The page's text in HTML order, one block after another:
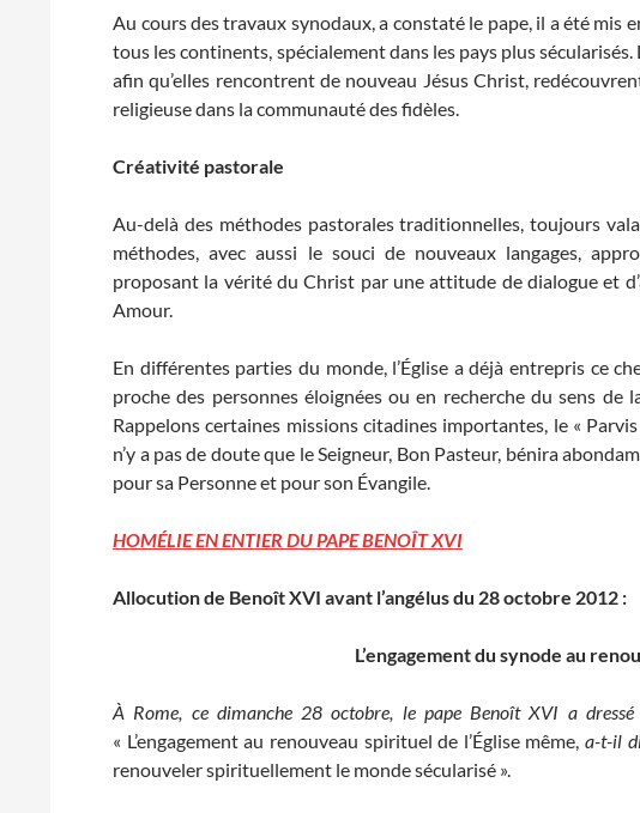
Au cours des travaux synodaux, a constaté le pape, il a été mis
tous les continents, spécialement dans les pays plus
afin qu’elles rencontrent de nouveau Jésus Christ,
religieuse dans la communauté des fidèles.
Créativité pastorale
Au-delà des méthodes pastorales traditionnelles, toujours
méthodes, avec aussi le souci de nouveaux langages,
proposant la vérité du Christ par une attitude de dialogue et
Amour.
En différentes parties du monde, l’Église a déjà entrepris ce
proche des personnes éloignées ou en recherche du sens
Rappelons certaines missions citadines importantes, le «
n’y a pas de doute que le Seigneur, Bon Pasteur, bénira
pour sa Personne et pour son Évangile.
HOMÉLIE EN ENTIER DU PAPE BENOÎT XVI
Allocution de Benoît XVI avant l’angélus du 28 octobre 2012 :
L’engagement du synode au
À Rome, ce dimanche 28 octobre, le pape Benoît XVI a
« L’engagement au renouveau spirituel de l’Église même,a-t-il
renouveler spirituellement le monde sécularisé ».